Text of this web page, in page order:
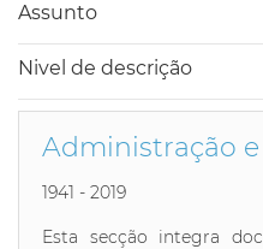
Assunto
Nivel de descrição
Administração
1941 - 2019
Esta secção integra